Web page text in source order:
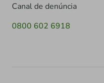
Canal de denúncia
0800 602 6918